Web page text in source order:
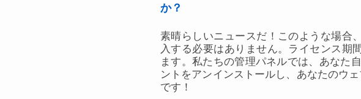
か？
素晴らしいニュースだ！このような場合
入する必要はありません。ライセンス期
ます。私たちの管理パネルでは、あなた
ントをアンインストールし、あなたのウ
です！